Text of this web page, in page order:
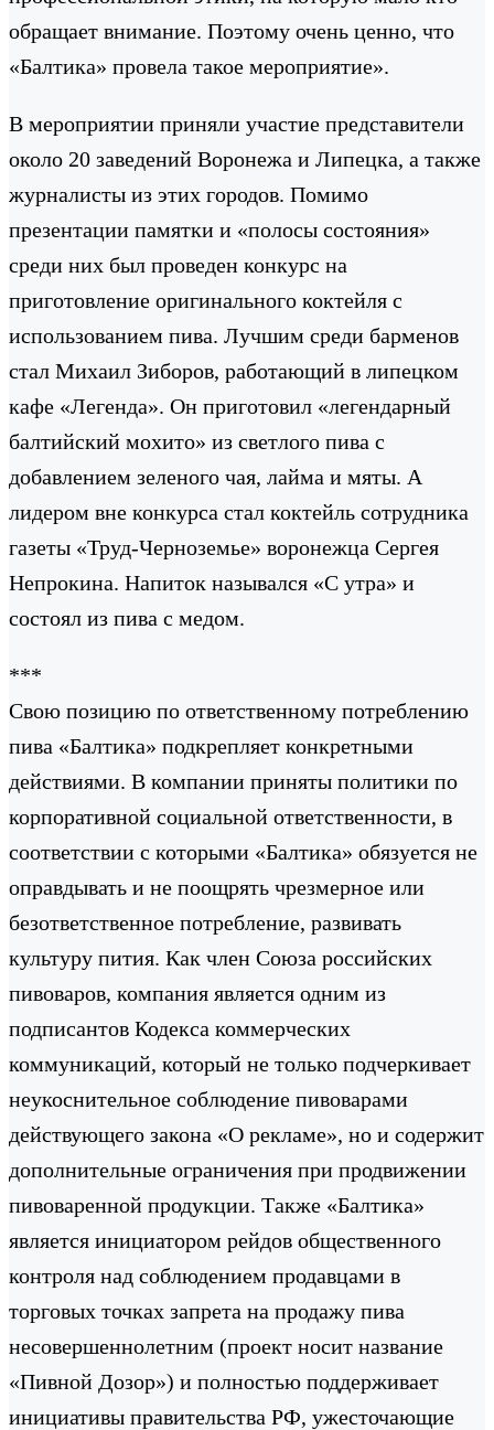
обращает внимание. Поэтому очень ценно, что
«Балтика» провела такое мероприятие».
В мероприятии приняли участие представители
около 20 заведений Воронежа и Липецка, а также
журналисты из этих городов. Помимо
презентации памятки и «полосы состояния»
среди них был проведен конкурс на
приготовление оригинального коктейля с
использованием пива. Лучшим среди барменов
стал Михаил Зиборов, работающий в липецком
кафе «Легенда». Он приготовил «легендарный
балтийский мохито» из светлого пива с
добавлением зеленого чая, лайма и мяты. А
лидером вне конкурса стал коктейль сотрудника
газеты «Труд-Черноземье» воронежца Сергея
Непрокина. Напиток назывался «С утра» и
состоял из пива с медом.
***
Свою позицию по ответственному потреблению
пива «Балтика» подкрепляет конкретными
действиями. В компании приняты политики по
корпоративной социальной ответственности, в
соответствии с которыми «Балтика» обязуется не
оправдывать и не поощрять чрезмерное или
безответственное потребление, развивать
культуру пития. Как член Союза российских
пивоваров, компания является одним из
подписантов Кодекса коммерческих
коммуникаций, который не только подчеркивает
неукоснительное соблюдение пивоварами
действующего закона «О рекламе», но и содержит
дополнительные ограничения при продвижении
пивоваренной продукции. Также «Балтика»
является инициатором рейдов общественного
контроля над соблюдением продавцами в
торговых точках запрета на продажу пива
несовершеннолетним (проект носит название
«Пивной Дозор») и полностью поддерживает
инициативы правительства РФ, ужесточающие